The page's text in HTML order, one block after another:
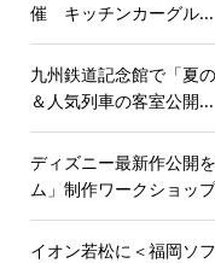
催 キッチンカーグル...
九州鉄道記念館で「夏
＆人気列車の客室公開...
ディズニー最新作公開
ム」制作ワークショッ
イオン若松に＜福岡ソ